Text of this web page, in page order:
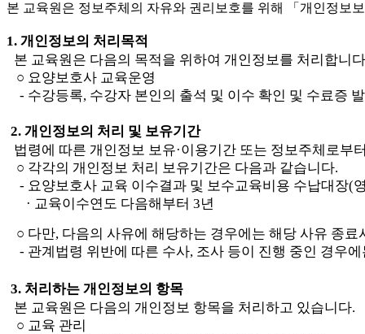
본 교육원은 정보주체의 자유와 권리보호를 위해 「개인정보
1. 개인정보의 처리목적
본 교육원은 다음의 목적을 위하여 개인정보를 처리합니다
○ 요양보호사 교육운영
- 수강등록, 수강자 본인의 출석 및 이수 확인 및 수료증
2. 개인정보의 처리 및 보유기간
법령에 따른 개인정보 보유·이용기간 또는 정보주체로부
○ 각각의 개인정보 처리 보유기간은 다음과 같습니다.
- 요양보호사 교육 이수결과 및 보수교육비용 수납대장(
· 교육이수연도 다음해부터 3년
○ 다만, 다음의 사유에 해당하는 경우에는 해당 사유 종료
- 관계법령 위반에 따른 수사, 조사 등이 진행 중인 경우
3. 처리하는 개인정보의 항목
본 교육원은 다음의 개인정보 항목을 처리하고 있습니다.
○ 교육 관리